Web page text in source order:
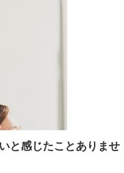
と感じたことありませ